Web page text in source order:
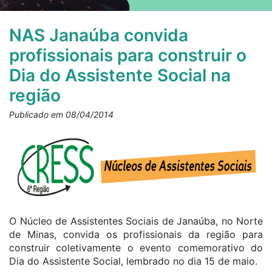
NAS Janaúba convida
profissionais para construir o
Dia do Assistente Social na
região
Publicado em 08/04/2014
O Núcleo de Assistentes Sociais de Janaúba, no Norte
de Minas, convida os profissionais da região para
construir coletivamente o evento comemorativo do
Dia do Assistente Social, lembrado no dia 15 de maio.